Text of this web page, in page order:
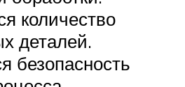
количество
деталей.
безопасность